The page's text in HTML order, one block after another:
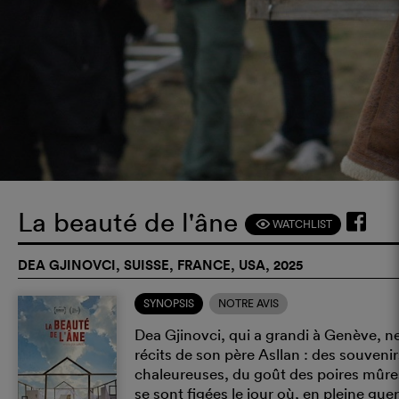
La beauté de l'âne F WATCHLIST
DEA GJINOVCI, SUISSE, FRANCE, USA, 2025
SYNOPSIS NOTRE AVIS
Dea Gjinovci, qui a grandi à Genève,
récits de son père Asllan : des
chaleureuses, du goût des poires
se sont figées le jour où, en pleine